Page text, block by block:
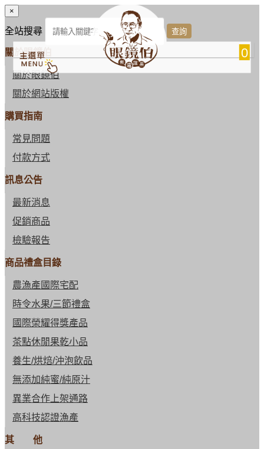
0
×
全站搜尋
關於眼鏡伯
關於眼鏡伯
關於網站版權
購買指南
常見問題
付款方式
訊息公告
最新消息
促銷商品
檢驗報告
商品禮盒目錄
農漁產國際宅配
時令水果/三節禮盒
國際榮耀得獎產品
茶點休閒果乾小品
養生/烘焙/沖泡飲品
無添加純蜜/純原汁
異業合作上架通路
高科技認證漁產
其 他